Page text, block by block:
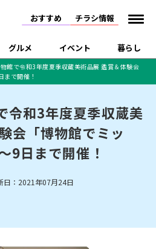
おすすめ チラシ情報
グルメ イベント 暮らし
下越
上越
閉店
開店まとめ
閉店まとめ
店
長岡市・開店
店
現地レポート
洋食
祭り・伝統行事
ライブ・コンサート
住宅メーカー・工務
店
貨
ホテル 旅館
水族館
インタビュー
新潟人
キャンペーン
ドラッグストア・ホーム
センター
生活サービス
館で令和3年度夏季収蔵美術品展 鑑賞＆体験会
まで開催！
令和3年度夏季収蔵美
会「博物館でミッ
9日まで開催！
：2021年07月24日